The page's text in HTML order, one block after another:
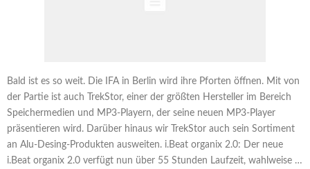
Bald ist es so weit. Die IFA in Berlin wird ihre Pforten öffnen. Mit von
der Partie ist auch TrekStor, einer der größten Hersteller im Bereich
Speichermedien und MP3-Playern, der seine neuen MP3-Player
präsentieren wird. Darüber hinaus wir TrekStor auch sein Sortiment
an Alu-Desing-Produkten ausweiten. i.Beat organix 2.0: Der neue
i.Beat organix 2.0 verfügt nun über 55 Stunden Laufzeit, wahlweise …